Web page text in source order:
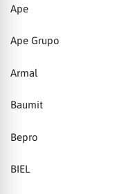
Ape
Ape Grupo
Armal
Baumit
Bepro
BIEL